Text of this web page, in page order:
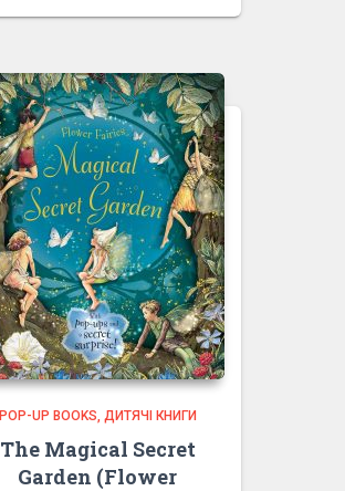
POP-UP BOOKS ДИТЯЧІ КНИГИ
The Magical Secret
Garden (Flower